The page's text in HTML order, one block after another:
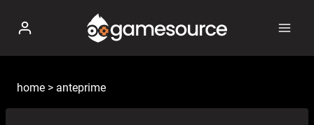
contenuto
home > anteprime